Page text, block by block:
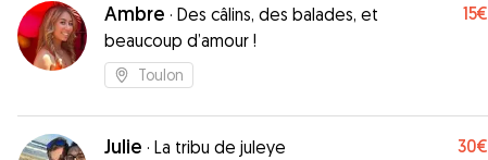
Ambre · Des câlins, des balades, et
beaucoup d’amour !
15€
Toulon
Julie · La tribu de juleye 30€